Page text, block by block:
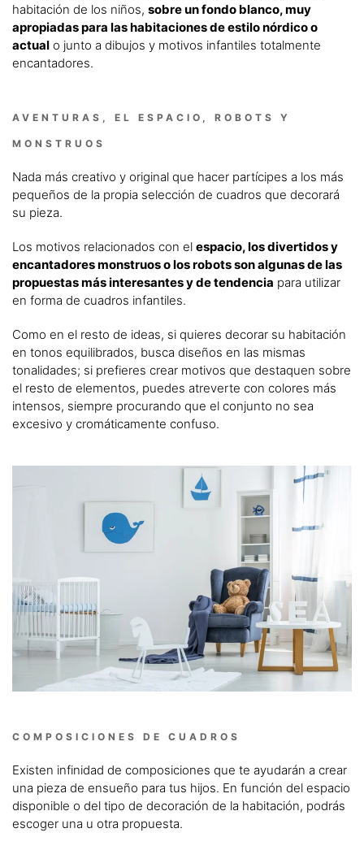
habitación de los niños, sobre un fondo blanco, muy
apropiadas para las habitaciones de estilo nórdico o
actual o junto a dibujos y motivos infantiles totalmente
encantadores.
AVENTURAS, EL ESPACIO, ROBOTS Y
MONSTRUOS
Nada más creativo y original que hacer partícipes a los más
pequeños de la propia selección de cuadros que decorará
su pieza.
Los motivos relacionados con el espacio, los divertidos y
encantadores monstruos o los robots son algunas de las
propuestas más interesantes y de tendencia para utilizar
en forma de cuadros infantiles.
Como en el resto de ideas, si quieres decorar su habitación
en tonos equilibrados, busca diseños en las mismas
tonalidades; si prefieres crear motivos que destaquen sobre
el resto de elementos, puedes atreverte con colores más
intensos, siempre procurando que el conjunto no sea
excesivo y cromáticamente confuso.
COMPOSICIONES DE CUADROS
Existen infinidad de composiciones que te ayudarán a crear
una pieza de ensueño para tus hijos. En función del espacio
disponible o del tipo de decoración de la habitación, podrás
escoger una u otra propuesta.